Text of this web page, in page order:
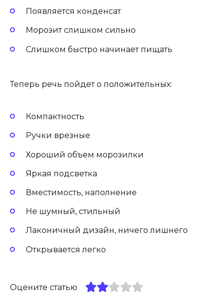
Появляется конденсат
Морозит слишком сильно
Слишком быстро начинает пищать
Теперь речь пойдет о положительных:
Компактность
Ручки врезные
Хороший объем морозилки
Яркая подсветка
Вместимость, наполнение
Не шумный, стильный
Лаконичный дизайн, ничего лишнего
Открывается легко
Оцените статью